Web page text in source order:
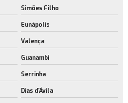
Simões Filho
Eunápolis
Valença
Guanambi
Serrinha
Dias d'Ávila